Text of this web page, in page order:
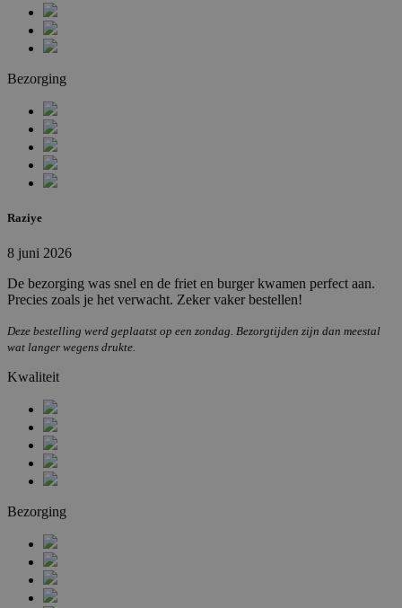
Bezorging
Raziye
8 juni 2026
De bezorging was snel en de friet en burger kwamen perfect aan.
Precies zoals je het verwacht. Zeker vaker bestellen!
Deze bestelling werd geplaatst op een zondag. Bezorgtijden zijn dan meestal
wat langer wegens drukte.
Kwaliteit
Bezorging